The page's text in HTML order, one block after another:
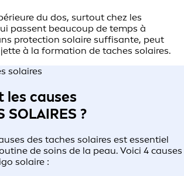
du dos, surtout chez les
passent beaucoup de temps à
protection solaire suffisante, peut
à la formation de taches solaires.
solaires
les causes
SOLAIRES ?
des taches solaires est essentiel
de soins de la peau. Voici 4 causes
solaire :